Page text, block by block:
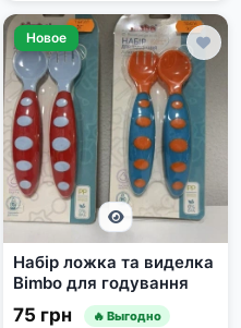
Новое
Набір ложка та виделка
Bimbo для годування
75 грн 🔥 Выгодно